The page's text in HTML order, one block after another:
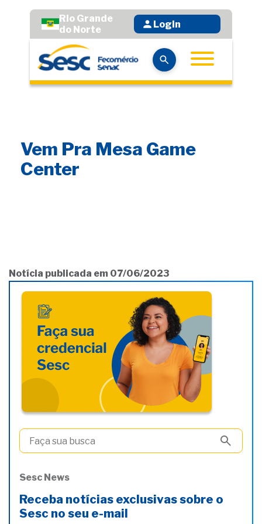
Rio Grande
do Norte
Login
Vem Pra Mesa Game
Center
Notícia publicada em 07/06/2023
Sesc News
Receba notícias exclusivas sobre o
Sesc no seu e-mail